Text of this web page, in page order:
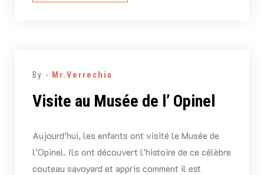
By - Mr.Verrechia
Visite au Musée de l’ Opinel
Aujourd’hui, les enfants ont visité le Musée de
l’Opinel. Ils ont découvert l’histoire de ce célèbre
couteau savoyard et appris comment il est